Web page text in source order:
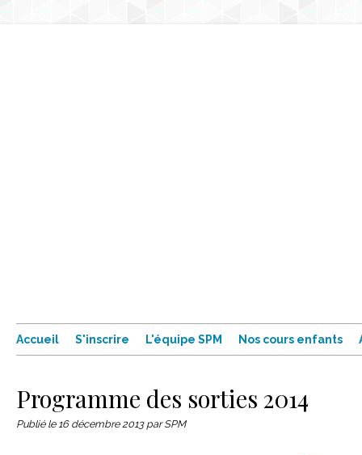
Accueil S'inscrire L'équipe SPM Nos cours enfants
Programme des sorties 2014
Publié le 16 décembre 2013 par SPM